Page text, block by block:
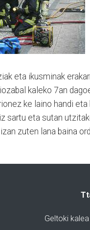
eta ikusminak
kaleko 7an
ke laino handi
sartu eta sutan
zuten lana baina
Geltoki